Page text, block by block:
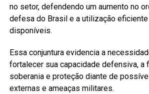
no setor, defendendo um aumento no
defesa do Brasil e a utilização
disponíveis.
Essa conjuntura evidencia a
fortalecer sua capacidade defensiva, a
soberania e proteção diante de
externas e ameaças militares.